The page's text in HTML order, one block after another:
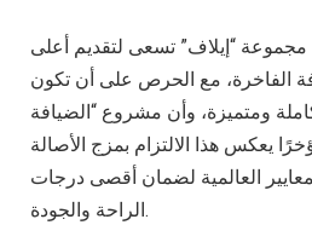
“إيلاف” تسعى لتقديم أعلى
الفاخرة، مع الحرص على أن تكون
ومتميزة، وأن مشروع “الضيافة
يعكس هذا الالتزام بمزج الأصالة
العالمية لضمان أقصى درجات
الراحة والجودة.